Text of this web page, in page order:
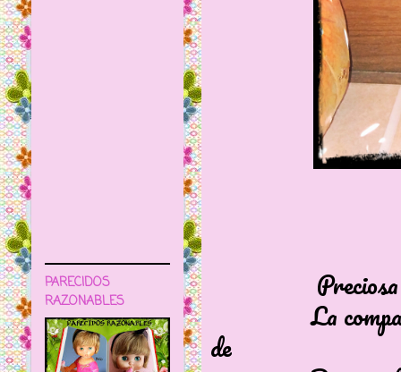
Preciosa
La comparo
de
PARECIDOS
RAZONABLES